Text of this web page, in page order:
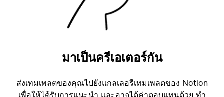
มาเป็นครีเอเตอร์กัน
ส่งเทมเพลตของคุณไปยังแกลเลอรีเทมเพลตของ Notion